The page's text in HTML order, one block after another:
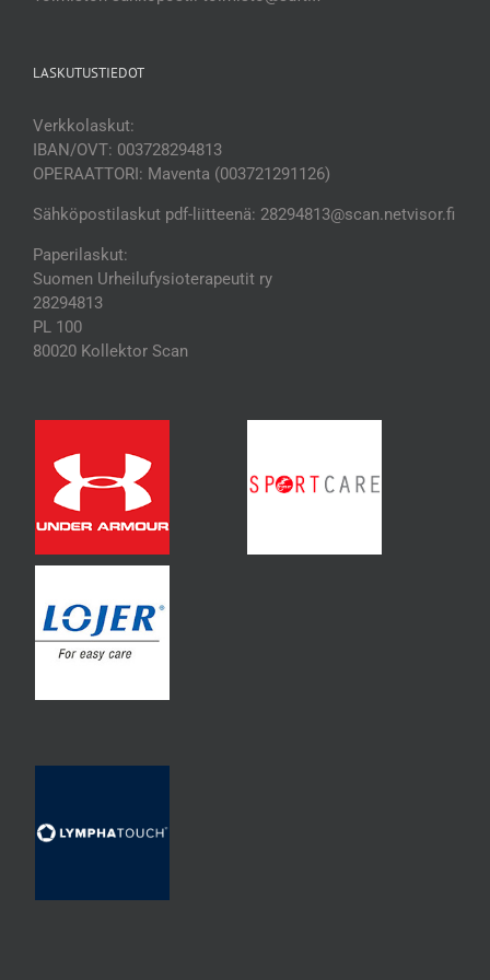
LASKUTUSTIEDOT
Verkkolaskut:
IBAN/OVT: 003728294813
OPERAATTORI: Maventa (003721291126)
Sähköpostilaskut pdf-liitteenä: 28294813@scan.netvisor.fi
Paperilaskut:
Suomen Urheilufysioterapeutit ry
28294813
PL 100
80020 Kollektor Scan